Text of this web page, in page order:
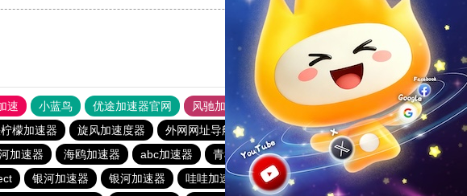
速 小蓝鸟 优途加速器官网 风驰加速器
旋风加速器
檬加速器 旋风加速度器 外网网址导航 软件中心
银河加速器
加速器 海鸥加速器 abc加速器 青柠加速器 青柠加速器
海外梯子官网
银河加速器 银河加速器 哇哇加速器 银河加速器
暴雪加速器